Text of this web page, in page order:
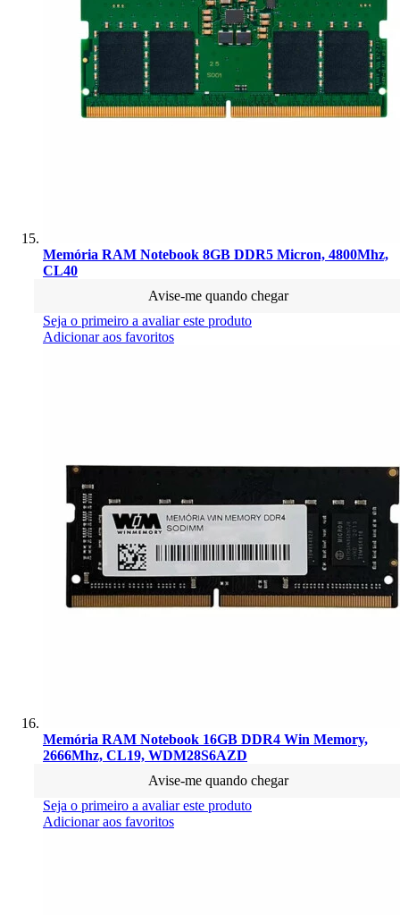
Memória RAM Notebook 8GB DDR5 Micron, 4800Mhz,
CL40
Avise-me quando chegar
Seja o primeiro a avaliar este produto
Adicionar aos favoritos
Memória RAM Notebook 16GB DDR4 Win Memory,
2666Mhz, CL19, WDM28S6AZD
Avise-me quando chegar
Seja o primeiro a avaliar este produto
Adicionar aos favoritos